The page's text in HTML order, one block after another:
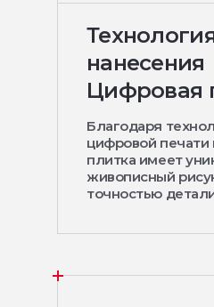
нанесения
Цифровая
Благодаря
цифровой печати
плитка имеет
живописный
точностью